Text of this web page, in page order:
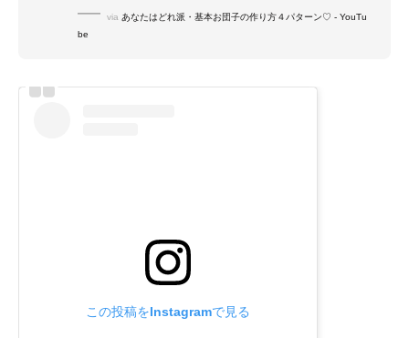
via あなたはどれ派・基本お団子の作り方４パターン♡ - YouTu
be
この投稿をInstagramで見る